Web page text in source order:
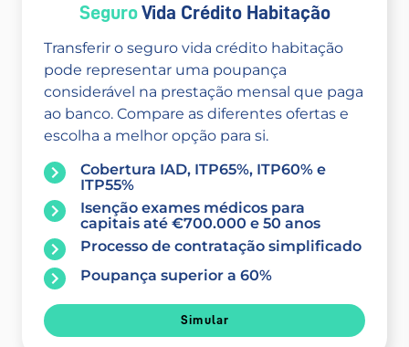
SeguroVida Crédito Habitação
Transferir o seguro vida crédito habitação
pode representar uma poupança
considerável na prestação mensal que paga
ao banco. Compare as diferentes ofertas e
escolha a melhor opção para si.
Cobertura IAD, ITP65%, ITP60% e
ITP55%
Isenção exames médicos para
capitais até €700.000 e 50 anos
Processo de contratação simplificado
Poupança superior a 60%
Simular